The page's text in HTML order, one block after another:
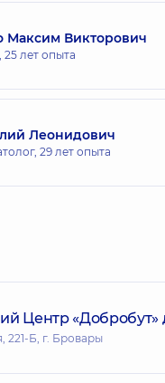
Максим Викторович
25 лет опыта
Леонидович
29 лет опыта
Центр «Добробут»
221-Б, г. Бровары